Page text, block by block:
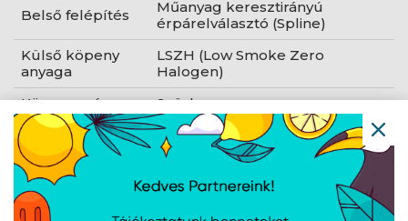
Belső felépítés
Műanyag keresztirányú
érpárelválasztó (Spline)
Külső köpeny
anyaga
LSZH (Low Smoke Zero
Halogen)
Köpeny színe
Szürke
Maximális
frekvencia
250 MHz
Tűzvédelmi
osztály (CPR)
Eca vagy jobb (gyártói